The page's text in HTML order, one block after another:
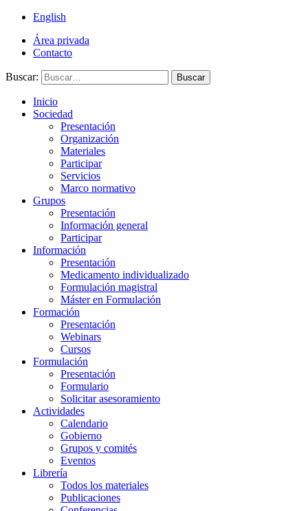
English
Área privada
Contacto
Buscar: Buscar
Inicio
Sociedad
Presentación
Organización
Materiales
Participar
Servicios
Marco normativo
Grupos
Presentación
Información general
Participar
Información
Presentación
Medicamento individualizado
Formulación magistral
Máster en Formulación
Formación
Presentación
Webinars
Cursos
Formulación
Presentación
Formulario
Solicitar asesoramiento
Actividades
Calendario
Gobierno
Grupos y comités
Eventos
Librería
Todos los materiales
Publicaciones